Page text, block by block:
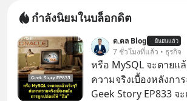
กำลังนิยมในบล็อกดิต
ด.ดล Blog ยืนยันแล้ว
7 ชั่วโมงที่แล้ว • ธุรกิจ
หรือ MySQL จะตายแ
ความจริงเบื้องหลังกา
Geek Story EP833 จ